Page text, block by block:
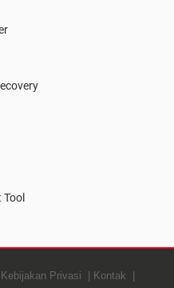
Tool
Kebijakan Privasi Kontak